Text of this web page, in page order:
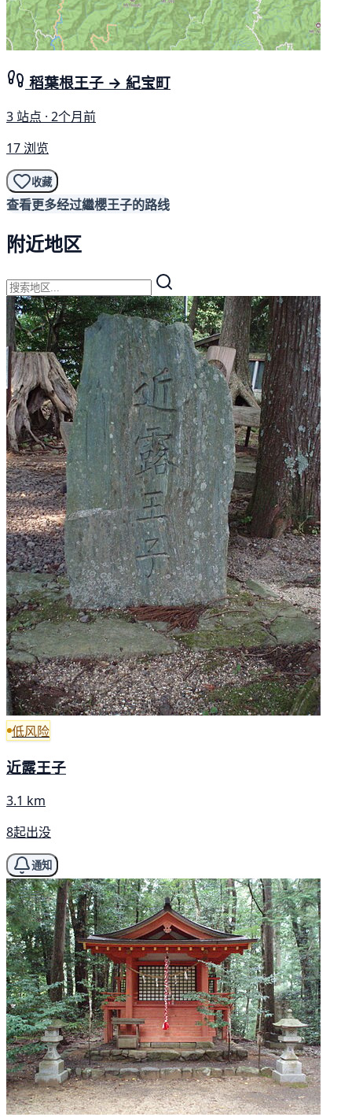
稻葉根王子 → 紀宝町
3 站点 · 2个月前
17 浏览
收藏
查看更多经过繼櫻王子的路线
附近地区
低风险
近露王子
3.1 km
8起出没
通知